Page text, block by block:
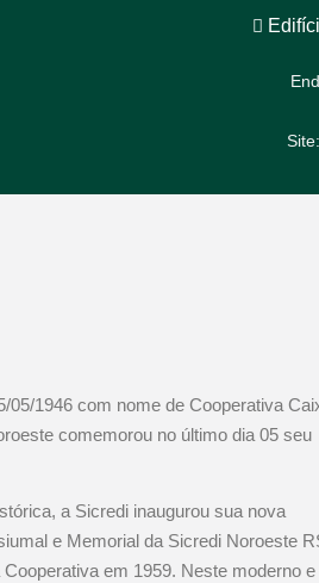
05/1946 com nome de Cooperativa
comemorou no último dia 05 seu
a Sicredi inaugurou sua nova
e Memorial da Sicredi Noroeste
em 1959. Neste moderno e